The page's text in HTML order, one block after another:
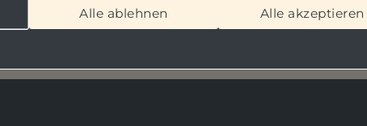
Villa für visionäre Liebhaber
Alle ablehnen Alle akzeptieren